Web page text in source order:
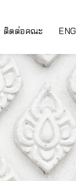
ติดต่อคณะ